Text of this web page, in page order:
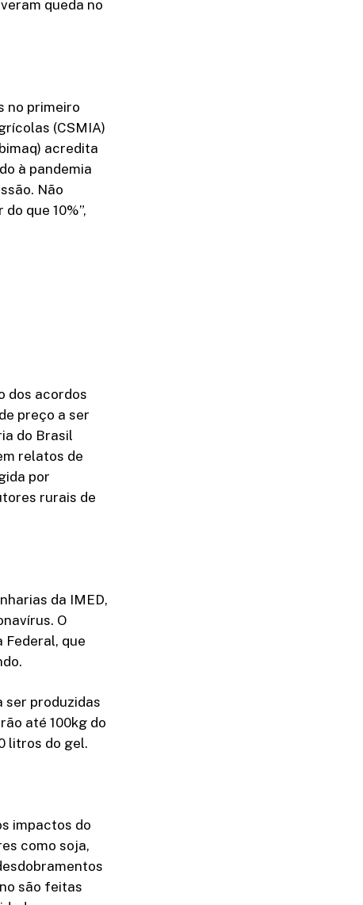
queda no
no primeiro
(CSMIA)
acredita
à pandemia
Não
que 10%”,
dos acordos
preço a ser
do Brasil
relatos de
por
rurais de
da IMED,
O
Federal, que
ser produzidas
até 100kg do
litros do gel.
impactos do
como soja,
são feitas